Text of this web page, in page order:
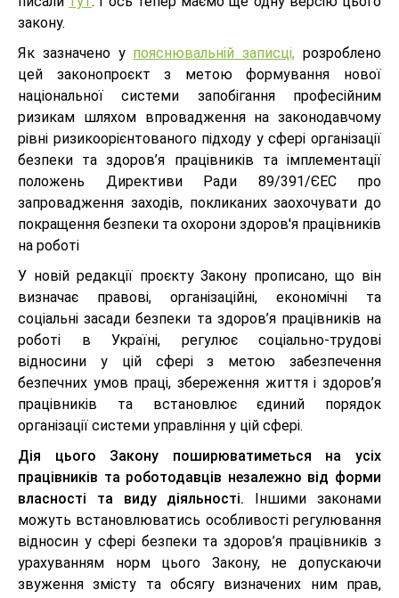
закону.
Як зазначено у пояснювальній записці, розроблено
цей законопроєкт з метою формування нової
національної системи запобігання професійним
ризикам шляхом впровадження на законодавчому
рівні ризикоорієнтованого підходу у сфері організації
безпеки та здоров’я працівників та імплементації
положень Директиви Ради 89/391/ЄЕС про
запровадження заходів, покликаних заохочувати до
покращення безпеки та охорони здоров'я працівників
на роботі
У новій редакції проєкту Закону прописано, що він
визначає правові, організаційні, економічні та
соціальні засади безпеки та здоров’я працівників на
роботі в Україні, регулює соціально-трудові
відносини у цій сфері з метою забезпечення
безпечних умов праці, збереження життя і здоров’я
працівників та встановлює єдиний порядок
організації системи управління у цій сфері.
Дія цього Закону поширюватиметься на усіх
працівників та роботодавців незалежно від форми
власності та виду діяльності. Іншими законами
можуть встановлюватись особливості регулювання
відносин у сфері безпеки та здоров’я працівників з
урахуванням норм цього Закону, не допускаючи
звуження змісту та обсягу визначених ним прав,